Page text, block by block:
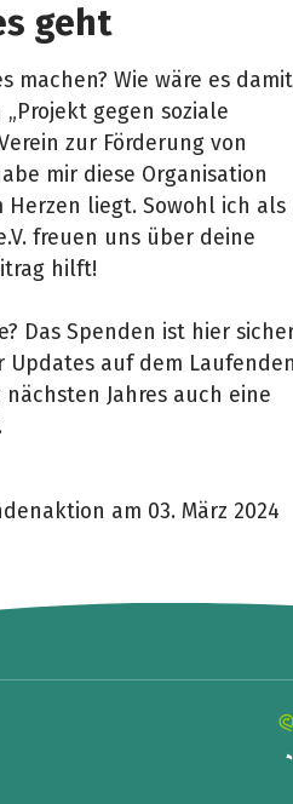
geht
machen? Wie wäre es
gegen soziale
zur Förderung von
mir diese Organisation
liegt. Sowohl ich als
freuen uns über deine
hilft!
Das Spenden ist hier
auf dem Laufenden
Jahres auch eine
am 03. März 2024